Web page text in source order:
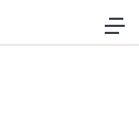
contenido